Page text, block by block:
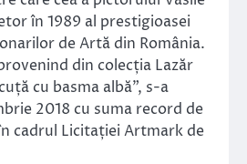
în 1989 al prestigioasei
de Artă din România.
din colecția Lazăr
cu basma albă”, s-a
2018 cu suma record de
cadrul Licitației Artmark de